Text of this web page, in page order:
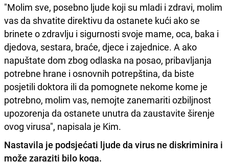
"Molim sve, posebno ljude koji su mladi i zdravi, molim
vas da shvatite direktivu da ostanete kući ako se
brinete o zdravlju i sigurnosti svoje mame, oca, baka i
djedova, sestara, braće, djece i zajednice. A ako
napuštate dom zbog odlaska na posao, pribavljanja
potrebne hrane i osnovnih potrepština, da biste
posjetili doktora ili da pomognete nekome kome je
potrebno, molim vas, nemojte zanemariti ozbiljnost
upozorenja da ostanete unutra da zaustavite širenje
ovog virusa", napisala je Kim.
Nastavila je podsjećati ljude da virus ne diskriminira i
može zaraziti bilo koga.